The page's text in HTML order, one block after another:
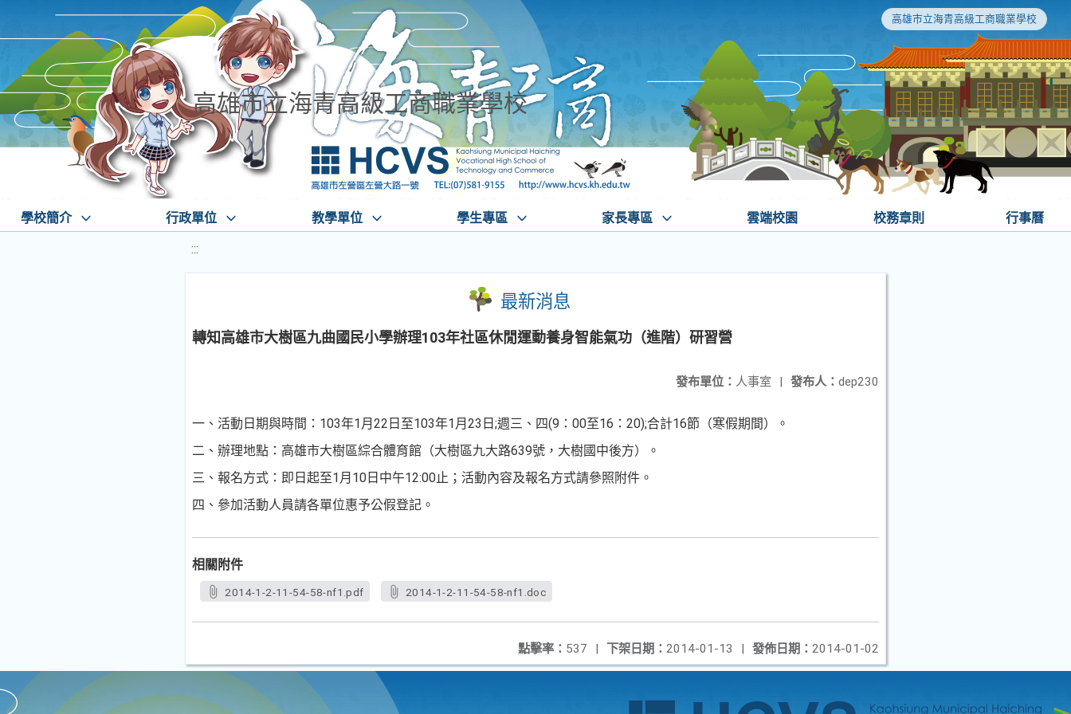
高雄市立海青高級工商職業學校
高雄市立海青高級工商職業學校
學校簡介 行政單位 教學單位 學生專區 家長專區 雲端校園 校務章則 行事曆
:::
最新消息
轉知高雄市大樹區九曲國民小學辦理103年社區休閒運動養身智能氣功（進階）研習營
發布人： dep230
發布單位： 人事室 |
一、活動日期與時間：103年1月22日至103年1月23日;週三、 四(9：00至16：20);合計16節（寒假期間）。
二、辦理地點：高雄市大樹區綜合體育館（大樹區九大路639號，大樹國中後方）。
三、報名方式：即日起至1月10日中午12:00止；活動內容及報名方式請參照附件。
四、參加活動人員請各單位惠予公假登記。
相關附件
2014-1-2-11-54-58-nf1.pdf 2014-1-2-11-54-58-nf1.doc
發佈日期： 2014-01-02
下架日期： 2014-01-13 |
點擊率： 537 |